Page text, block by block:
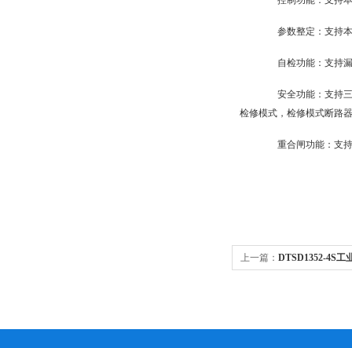
参数整定：支持本
自检功能：支持漏
安全功能：支持三
检修模式，检修模式断路
重合闸功能：支持
上一篇： DTSD1352-4S工